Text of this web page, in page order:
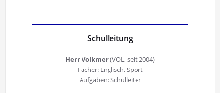
Schulleitung
Herr Volkmer(VOL, seit 2004)
Fächer: Englisch, Sport
Aufgaben: Schulleiter